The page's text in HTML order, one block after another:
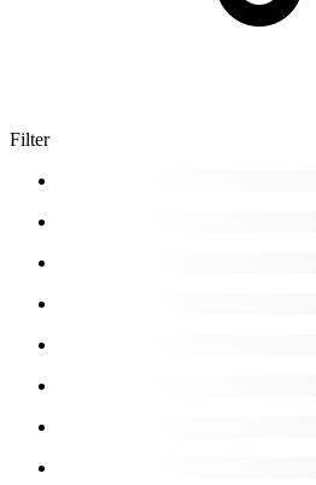
Filter